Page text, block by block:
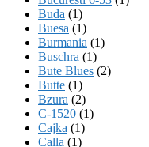
Buda (1)
Buesa (1)
Burmania (1)
Buschra (1)
Bute Blues (2)
Butte (1)
Bzura (2)
C-1520 (1)
Cajka (1)
Calla (1)